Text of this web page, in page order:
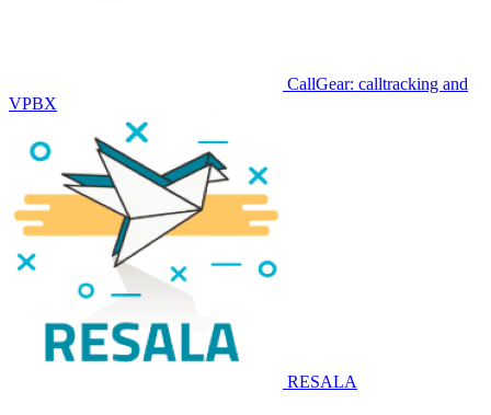
CallGear: calltracking and
VPBX
RESALA